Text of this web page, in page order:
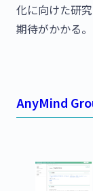
化に向けた研
期待がかかる。
AnyMind